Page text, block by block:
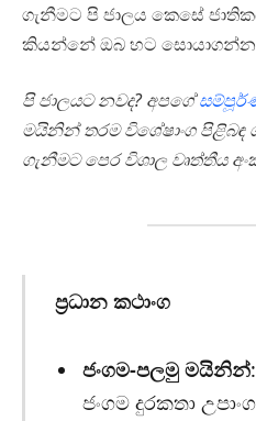
ගැනීමට පි ජාලය කෙසේ
කියන්නේ ඔබ හට සොයාගන්න
පි ජාලයට නවද? අපගේ
මයිනින් තරම විශේෂාංග පිළිබඳ
ගැනීමට පෙර විශාල වෘත්තීය
ප්‍රධාන කථාංග
ජංගම-පලමු මයිනින්
ජංගම දුරකතා